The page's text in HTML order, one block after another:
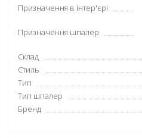
Призначення в інтер'єрі
Призначення шпалер
Склад
Стиль
Тип
Тип шпалер
Бренд